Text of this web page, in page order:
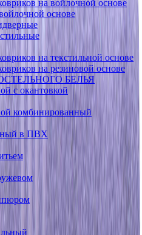
на войлочной основе
основе
на текстильной основе
на резиновой основе
БЕЛЬЯ
с окантовкой
комбинированный
в ПВХ